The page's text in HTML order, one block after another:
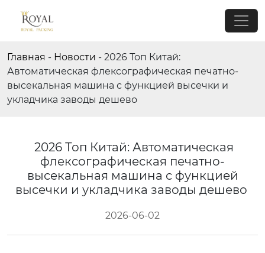
Главная - Новости - 2026 Топ Китай:
Автоматическая флексографическая печатно-
высекальная машина с функцией высечки и
укладчика заводы дешево
2026 Топ Китай: Автоматическая
флексографическая печатно-
высекальная машина с функцией
высечки и укладчика заводы дешево
2026-06-02